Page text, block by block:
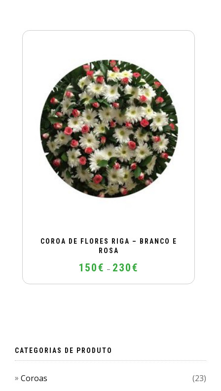
COROA DE FLORES RIGA – BRANCO E
ROSA
150€ – 230€
150€
The
options
CATEGORIAS DE PRODUTO
Coroas
(23)